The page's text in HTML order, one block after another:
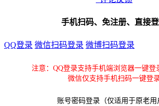
手机扫码、免注册、直接
QQ登录 微信扫码登录 微博扫码登录
注意：QQ登录支持手机端浏览器一键登
微信仅支持手机扫码一键登
账号密码登录（仅适用于原老用